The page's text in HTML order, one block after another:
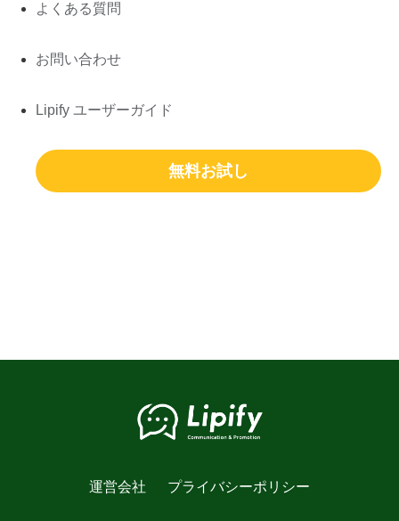
よくある質問
お問い合わせ
Lipify ユーザーガイド
無料お試し
運営会社 プライバシーポリシー